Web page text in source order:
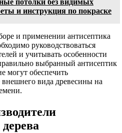
потолки без видимых
и инструкция по покраске
и применении антисептика
руководствоваться
и учитывать особенности
выбранный антисептик
могут обеспечить
внешнего вида древесины на